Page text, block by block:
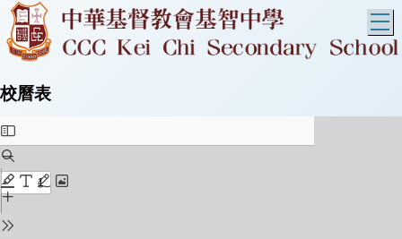
校曆表